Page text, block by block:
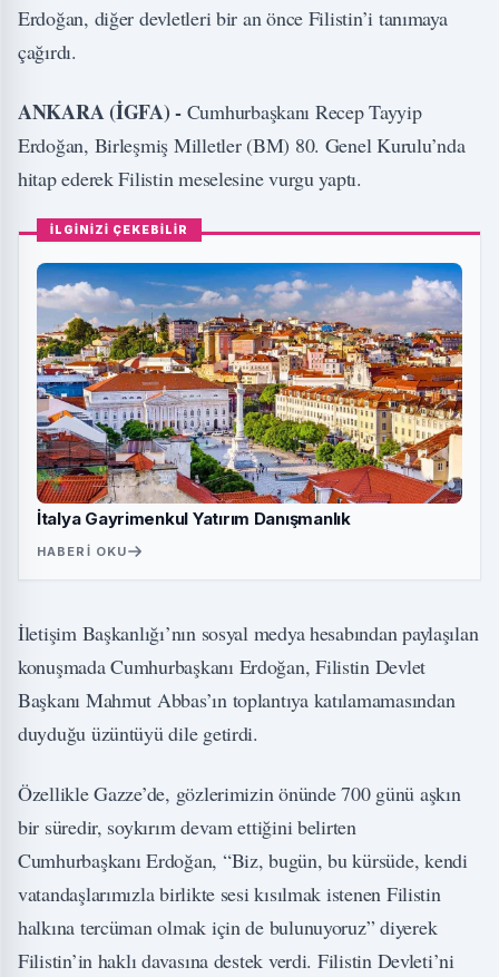
Erdoğan, diğer devletleri bir an önce Filistin’i tanımaya
çağırdı.
ANKARA (İGFA) - Cumhurbaşkanı Recep Tayyip
Erdoğan, Birleşmiş Milletler (BM) 80. Genel Kurulu’nda
hitap ederek Filistin meselesine vurgu yaptı.
İLGİNİZİ ÇEKEBİLİR
İtalya Gayrimenkul Yatırım Danışmanlık
HABERI OKU
İletişim Başkanlığı’nın sosyal medya hesabından paylaşılan
konuşmada Cumhurbaşkanı Erdoğan, Filistin Devlet
Başkanı Mahmut Abbas’ın toplantıya katılamamasından
duyduğu üzüntüyü dile getirdi.
Özellikle Gazze’de, gözlerimizin önünde 700 günü aşkın
bir süredir, soykırım devam ettiğini belirten
Cumhurbaşkanı Erdoğan, “Biz, bugün, bu kürsüde, kendi
vatandaşlarımızla birlikte sesi kısılmak istenen Filistin
halkına tercüman olmak için de bulunuyoruz” diyerek
Filistin’in haklı davasına destek verdi. Filistin Devleti’ni